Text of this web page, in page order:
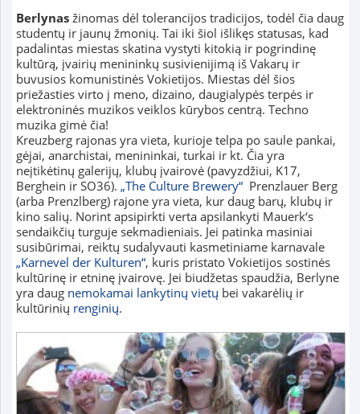
Berlynasžinomas dėl tolerancijos tradicijos, todėl čia daug
studentų ir jaunų žmonių. Tai iki šiol išlikęs statusas, kad
padalintas miestas skatina vystyti kitokią ir pogrindinę
kultūrą, įvairių menininkų susivienijimą iš Vakarų ir
buvusios komunistinės Vokietijos. Miestas dėl šios
priežasties virto į meno, dizaino, daugialypės terpės ir
elektroninės muzikos veiklos kūrybos centrą. Techno
muzika gimė čia!
Kreuzberg rajonas yra vieta, kurioje telpa po saule pankai,
gėjai, anarchistai, menininkai, turkai ir kt. Čia yra
neįtikėtinų galerijų, klubų įvairovė (pavyzdžiui, K17,
Berghein ir SO36). „The Culture Brewery“Prenzlauer Berg
(arba Prenzlberg) rajone yra vieta, kur daug barų, klubų ir
kino salių. Norint apsipirkti verta apsilankyti Mauerk‘s
sendaikčių turguje sekmadieniais. Jei patinka masiniai
susibūrimai, reiktų sudalyvauti kasmetiniame karnavale
„Karnevel der Kulturen“, kuris pristato Vokietijos sostinės
kultūrinę ir etninę įvairovę. Jei biudžetas spaudžia, Berlyne
yra daug nemokamai lankytinų vietų bei vakarėlių ir
kultūrinių renginių.